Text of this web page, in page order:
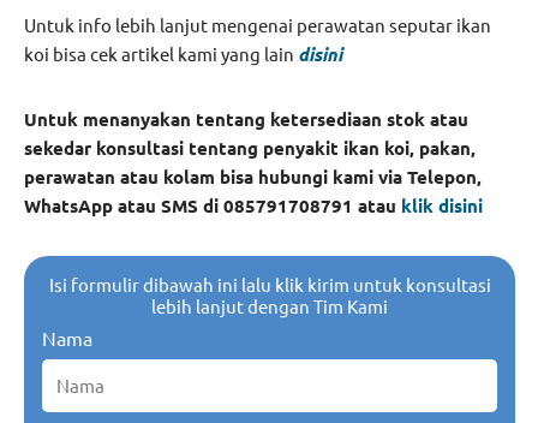
Untuk info lebih lanjut mengenai perawatan seputar ikan
koi bisa cek artikel kami yang lain disini
Untuk menanyakan tentang ketersediaan stok atau
sekedar konsultasi tentang penyakit ikan koi, pakan,
perawatan atau kolam bisa hubungi kami via Telepon,
WhatsApp atau SMS di 085791708791 atau klik disini
Isi formulir dibawah ini lalu klik kirim untuk konsultasi
lebih lanjut dengan Tim Kami
Nama